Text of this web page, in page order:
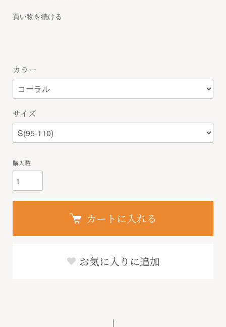
買い物を続ける
カラー
サイズ
購入数
カートに入れる
お気に入りに追加